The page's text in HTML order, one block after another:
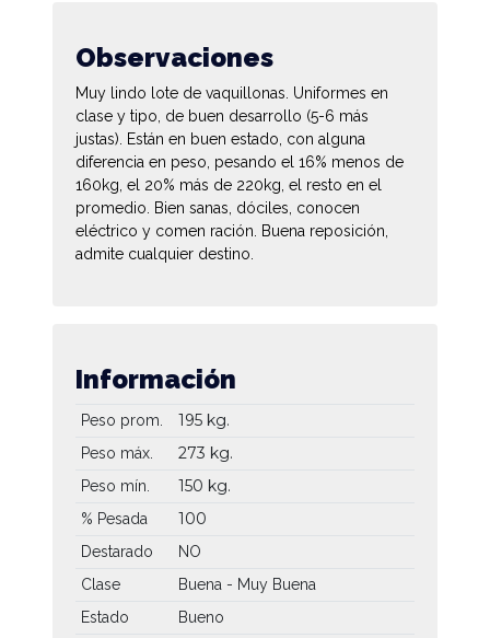
Observaciones
Muy lindo lote de vaquillonas. Uniformes en
clase y tipo, de buen desarrollo (5-6 más
justas). Están en buen estado, con alguna
diferencia en peso, pesando el 16% menos de
160kg, el 20% más de 220kg, el resto en el
promedio. Bien sanas, dóciles, conocen
eléctrico y comen ración. Buena reposición,
admite cualquier destino.
Información
Peso prom. 195 kg.
Peso máx. 273 kg.
Peso mín. 150 kg.
% Pesada 100
Destarado
NO
Clase
Buena - Muy Buena
Estado
Bueno